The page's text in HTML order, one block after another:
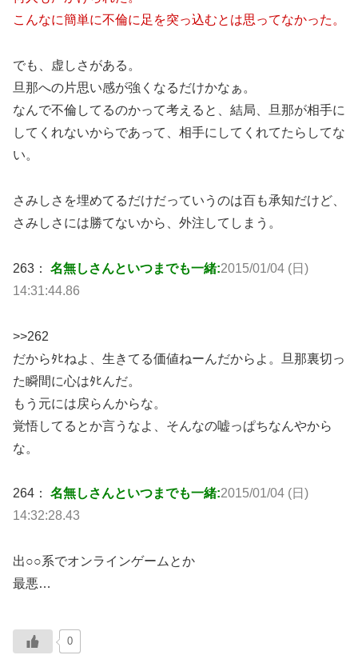
こんなに簡単に不倫に足を突っ込むとは思ってなかった。
でも、虚しさがある。
旦那への片思い感が強くなるだけかなぁ。
なんで不倫してるのかって考えると、結局、旦那が相手に
してくれないからであって、相手にしてくれてたらしてな
い。
さみしさを埋めてるだけだっていうのは百も承知だけど、
さみしさには勝てないから、外注してしまう。
263： 名無しさんといつまでも一緒:2015/01/04 (日)
14:31:44.86
>>262
だからﾀﾋねよ、生きてる価値ねーんだからよ。旦那裏切っ
た瞬間に心はﾀﾋんだ。
もう元には戻らんからな。
覚悟してるとか言うなよ、そんなの嘘っぱちなんやから
な。
264： 名無しさんといつまでも一緒:2015/01/04 (日)
14:32:28.43
出○○系でオンラインゲームとか
最悪…
0